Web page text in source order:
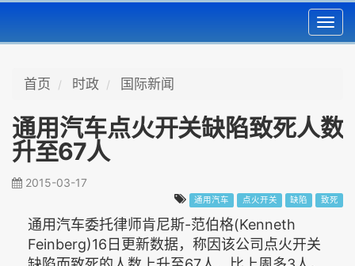
首页 时政 国际新闻
通用汽车点火开关缺陷致死人数
升至67人
2015-03-17
通用汽车 点火开关 缺陷 致死
通用汽车委托律师肯尼斯-范伯格(Kenneth
Feinberg)16日更新数据，称因该公司点火开关